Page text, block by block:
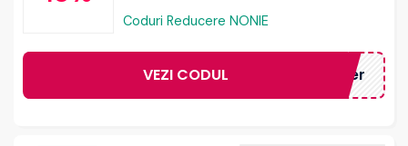
Coduri Reducere NONIE
VEZI CODUL ewsletter